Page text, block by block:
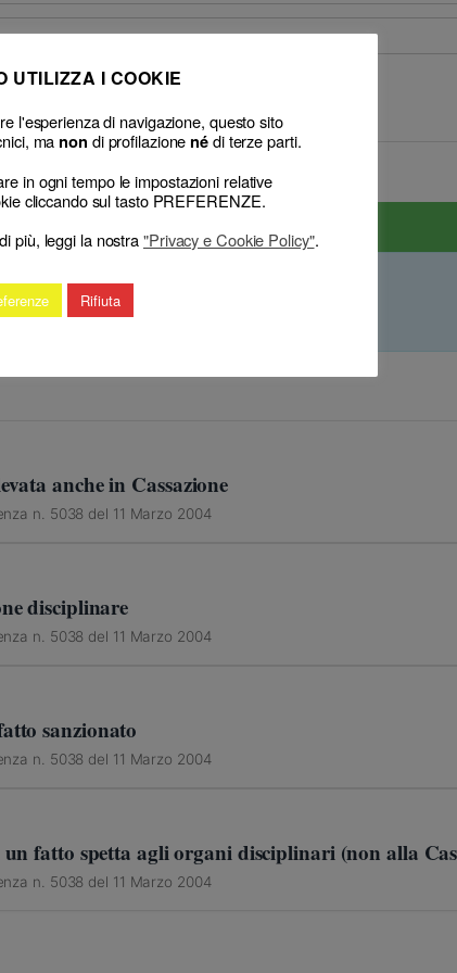
anche in Cassazione
n. 5038 del 11 Marzo 2004
disciplinare
n. 5038 del 11 Marzo 2004
sanzionato
n. 5038 del 11 Marzo 2004
fatto spetta agli organi disciplinari (non alla
n. 5038 del 11 Marzo 2004
UTILIZZA I COOKIE
l'esperienza di navigazione, questo sito
ma non di profilazione nédi terze parti.
in ogni tempo le impostazioni relative
cliccando sul tasto PREFERENZE.
più, leggi la nostra"Privacy e Cookie Policy".
Rifiuta